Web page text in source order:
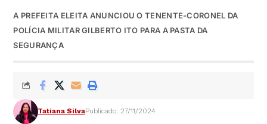
A PREFEITA ELEITA ANUNCIOU O TENENTE-CORONEL DA
POLÍCIA MILITAR GILBERTO ITO PARA A PASTA DA
SEGURANÇA
Tatiana SilvaPublicado: 27/11/2024